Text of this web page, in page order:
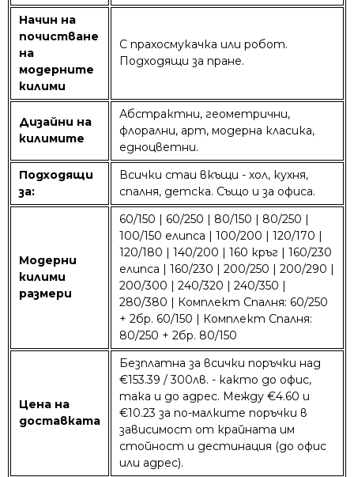
Начин на
почистване
на
модерните
килими
С прахосмукачка или робот.
Подходящи за пране.
Дизайни на
килимите
Абстрактни, геометрични,
флорални, арт, модерна класика,
едноцветни.
Подходящи
за:
Всички стаи вкъщи - хол, кухня,
спалня, детска. Също и за офиса.
Модерни
килими
размери
60/150 | 60/250 | 80/150 | 80/250 |
100/150 елипса | 100/200 | 120/170 |
120/180 | 140/200 | 160 кръг | 160/230
елипса | 160/230 | 200/250 | 200/290 |
200/300 | 240/320 | 240/350 |
280/380 | Комплект Спалня: 60/250
+ 2бр. 60/150 | Комплект Спалня:
80/250 + 2бр. 80/150
Цена на
доставката
Безплатна за всички поръчки над
€153.39 / 300лв. - както до офис,
така и до адрес. Между €4.60 и
€10.23 за по-малките поръчки в
зависимост от крайната им
стойност и дестинация (до офис
или адрес).